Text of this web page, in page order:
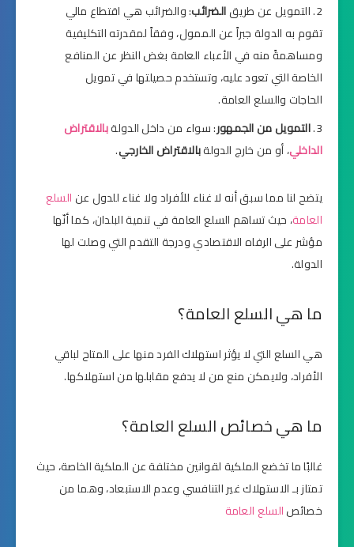
التمويل عن طريقالضرائب: والضرائب هي اقتطاع مالي
تقوم به الدولة جبراً عن الممول، وفقاً لمقدرته التكليفية
ومساهمةً منه في الأعباء العامة بغض النظر عن المنافع
الخاصة التي تعود عليه، وتستخدم حصيلتها في تمويل
الحاجات والسلع العامة.
التمويل من الجمهور: سواء من داخل الدولةبالاقتراض
الداخلي، أو من خارج الدولةبالاقتراض الخارجي.
يتضح لنا مما سبق أنه لا غناء للأفراد ولا غناء للدول عن السلع
العامة، حيث تساهم السلع العامة في تنمية البلدان، كما أنّها
مؤشر على الرفاه الاقتصادي ودرجة التقدم التي وصلت لها
الدولة.
ما هي السلع العامة؟
هي السلع التي لا يؤثر استهلاك الفرد منها على المتاح لباقي
الأفراد، ولايمكن منع من لا يدفع مقابلها من استهلاكها.
ما هي خصائص السلع العامة؟
غالبًا ما تخضع الملكية لقوانين مختلفة عن الملكية الخاصة، حيث
تمتاز بـ الاستهلاك غير التنافسي وعدم الاستبعاد، وهما من
خصائصالسلع العامة